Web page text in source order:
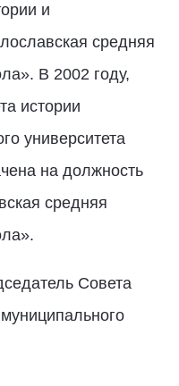
и
средняя
В 2002 году,
истории
университета
на должность
средняя
Совета